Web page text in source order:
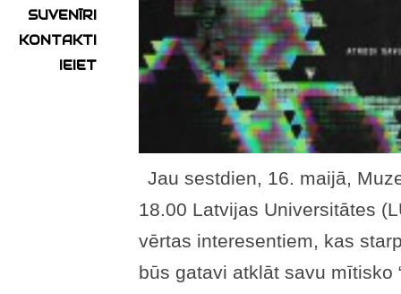
SUVENĪRI
KONTAKTI
IEIET
Jau sestdien, 16. maijā,
18.00 Latvijas Universitātes
vērtas interesentiem, kas
būs gatavi atklāt savu mītisko